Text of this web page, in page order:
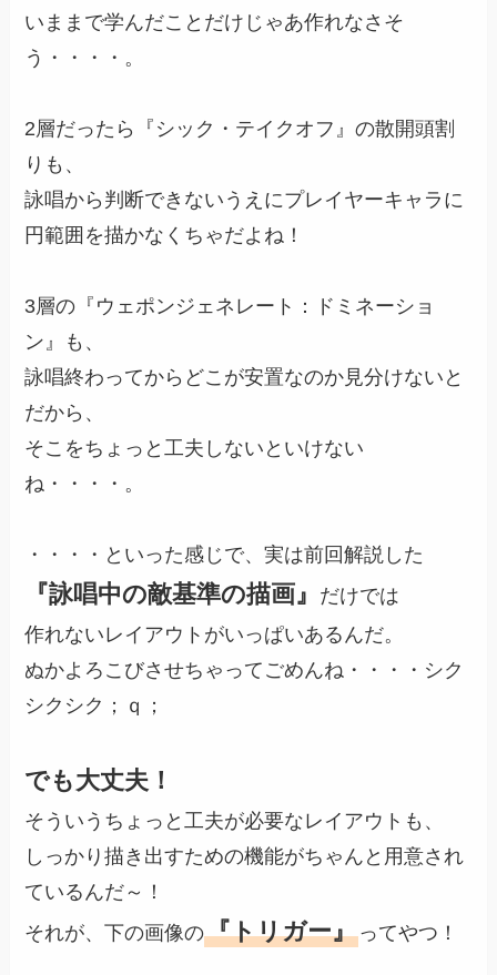
いままで学んだことだけじゃあ作れなさそ
う・・・・。
2層だったら『シック・テイクオフ』の散開頭割
りも、
詠唱から判断できないうえにプレイヤーキャラに
円範囲を描かなくちゃだよね！
3層の『ウェポンジェネレート：ドミネーショ
ン』も、
詠唱終わってからどこが安置なのか見分けないと
だから、
そこをちょっと工夫しないといけない
ね・・・・。
・・・・といった感じで、実は前回解説した
『詠唱中の敵基準の描画』
だけでは
作れないレイアウトがいっぱいあるんだ。
ぬかよろこびさせちゃってごめんね・・・・シク
シクシク；ｑ；
でも大丈夫！
そういうちょっと工夫が必要なレイアウトも、
しっかり描き出すための機能がちゃんと用意され
ているんだ～！
それが、下の画像の『トリガー』ってやつ！